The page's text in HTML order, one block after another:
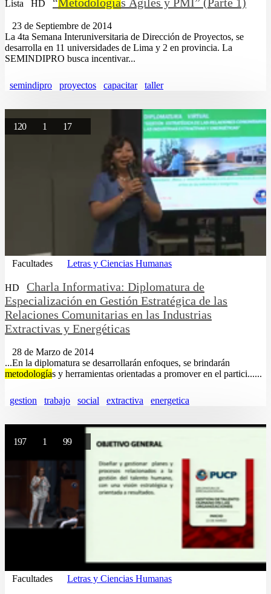
Lista HD
23 de Septiembre de 2014
La 4ta Semana Interuniversitaria de Dirección de Proyectos, se
desarrolla en 11 universidades de Lima y 2 en provincia. La
SEMINDIPRO busca incentivar...
semindipro proyectos capacitar taller
120 1 17
Facultades Letras y Ciencias Humanas
HD
Charla Informativa: Diplomatura de
Especialización en Gestión Estratégica de las
Relaciones Comunitarias en las Industrias
Extractivas y Energéticas
28 de Marzo de 2014
...En la diplomatura se desarrollarán enfoques, se brindarán
metodologías y herramientas orientadas a promover en el partici......
gestion trabajo social extractiva energetica
197 1 99
Facultades Letras y Ciencias Humanas